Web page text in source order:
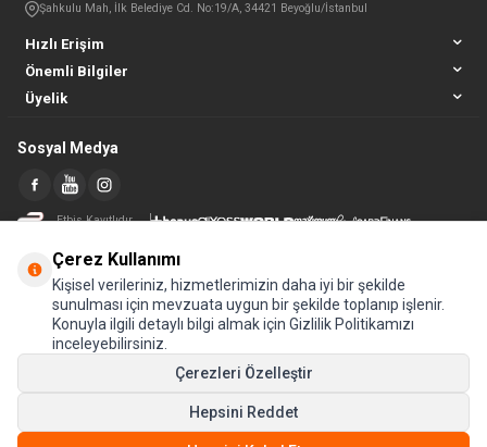
Hızlı Erişim
Önemli Bilgiler
Üyelik
Şahkulu Mah, İlk Belediye Cd. No:19/A, 34421 Beyoğlu/İstanbul
Sosyal Medya
Etbis Kayıtlıdır
© Tüm hakları saklıdır.
Çerez Kullanımı
Kişisel verileriniz, hizmetlerimizin daha iyi bir şekilde
sunulması için mevzuata uygun bir şekilde toplanıp işlenir.
Konuyla ilgili detaylı bilgi almak için Gizlilik Politikamızı
inceleyebilirsiniz.
Çerezleri Özelleştir
Hepsini Reddet